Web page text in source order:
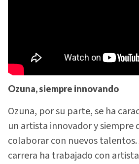
Ozuna, siempre innovando
Ozuna, por su parte, se ha
un artista innovador y siempre
colaborar con nuevos talentos.
carrera ha trabajado con